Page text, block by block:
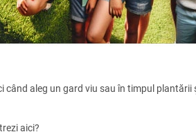
când aleg un gard viu sau în timpul
aici?